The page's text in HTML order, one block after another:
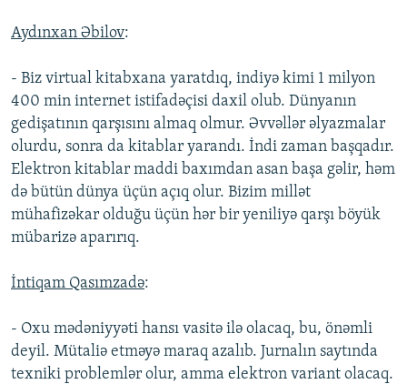
Aydınxan Əbilov:
- Biz virtual kitabxana yaratdıq, indiyə kimi 1 milyon
400 min internet istifadəçisi daxil olub. Dünyanın
gedişatının qarşısını almaq olmur. Əvvəllər əlyazmalar
olurdu, sonra da kitablar yarandı. İndi zaman başqadır.
Elektron kitablar maddi baxımdan asan başa gəlir, həm
də bütün dünya üçün açıq olur. Bizim millət
mühafizəkar olduğu üçün hər bir yeniliyə qarşı böyük
mübarizə aparırıq.
İntiqam Qasımzadə:
- Oxu mədəniyyəti hansı vasitə ilə olacaq, bu, önəmli
deyil. Mütaliə etməyə maraq azalıb. Jurnalın saytında
texniki problemlər olur, amma elektron variant olacaq.